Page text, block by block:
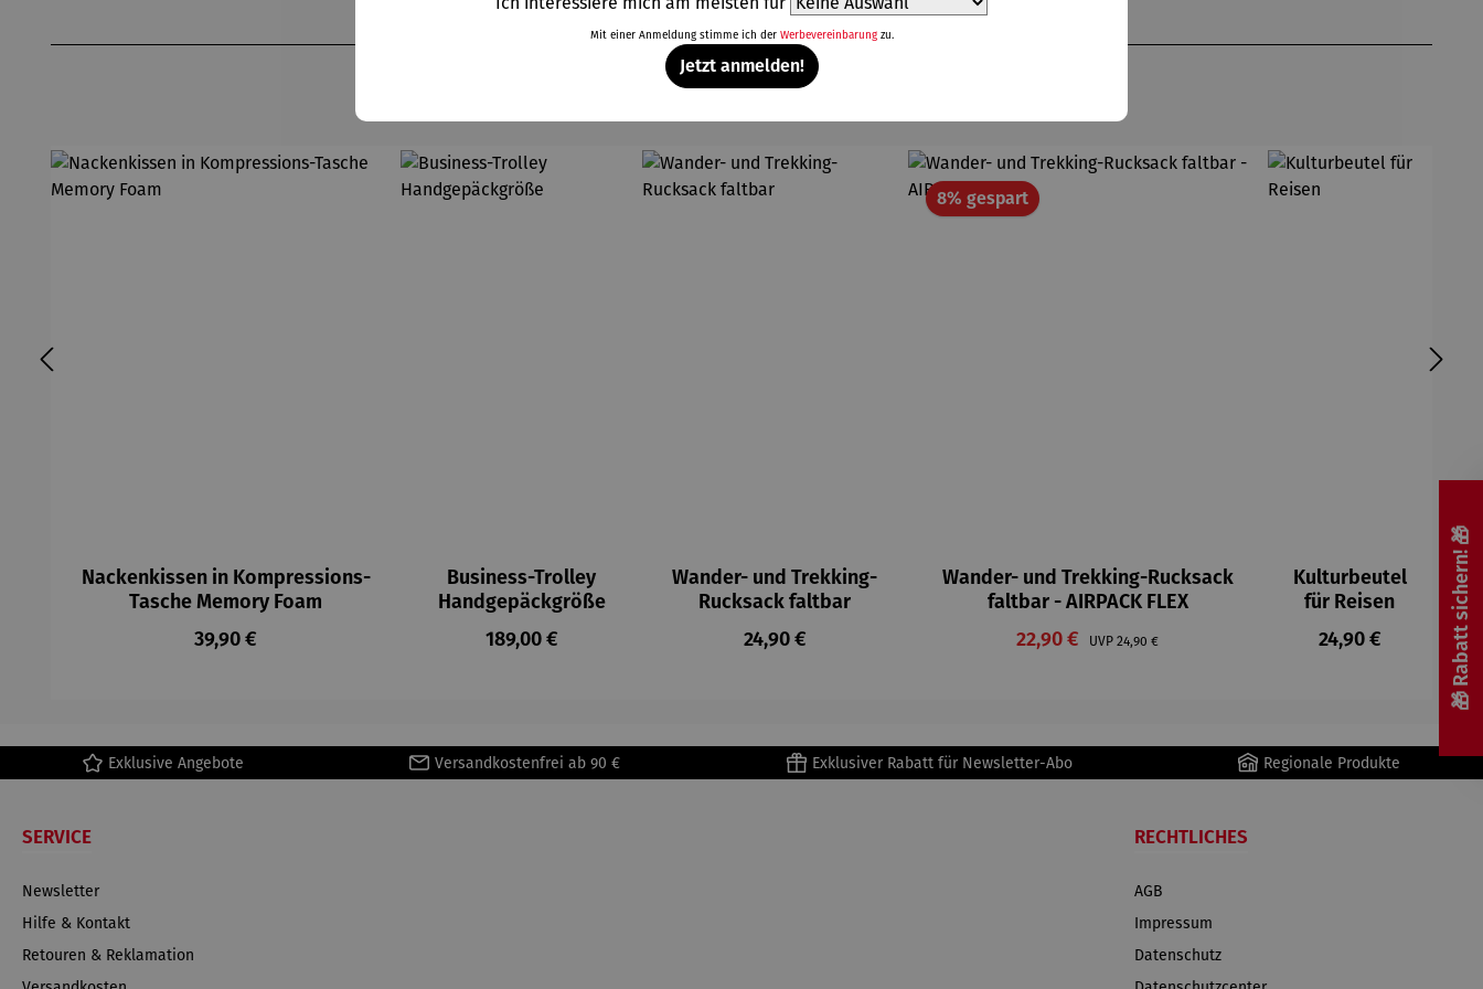
Weitere Produkte
Nackenkissen in Kompressions-
Tasche Memory Foam
Regulärer Preis:
39,90 €
Business-Trolley
Handgepäckgröße
Regulärer Preis:
189,00 €
Wander- und Trekking-
Rucksack faltbar
Regulärer Preis:
24,90 €
8% gespartRabatt
Wander- und Trekking-Rucksack
faltbar - AIRPACK FLEX
Verkaufspreis:
22,90 € UVPRegulärer Preis:
24,90 €
Kulturbeutel
für Reisen
Regulärer Preis:
24,90 €
Exklusive Angebote Versandkostenfrei ab 90 € Exklusiver Rabatt für Newsletter-Abo Regionale Produkte
SERVICE
Newsletter
Hilfe & Kontakt
Retouren & Reklamation
RECHTLICHES
AGB
Impressum
Datenschutz
🎁 Rabatt sichern! 🎁
Mit einer Anmeldung stimme ich der Werbevereinbarungzu.
Jetzt anmelden!